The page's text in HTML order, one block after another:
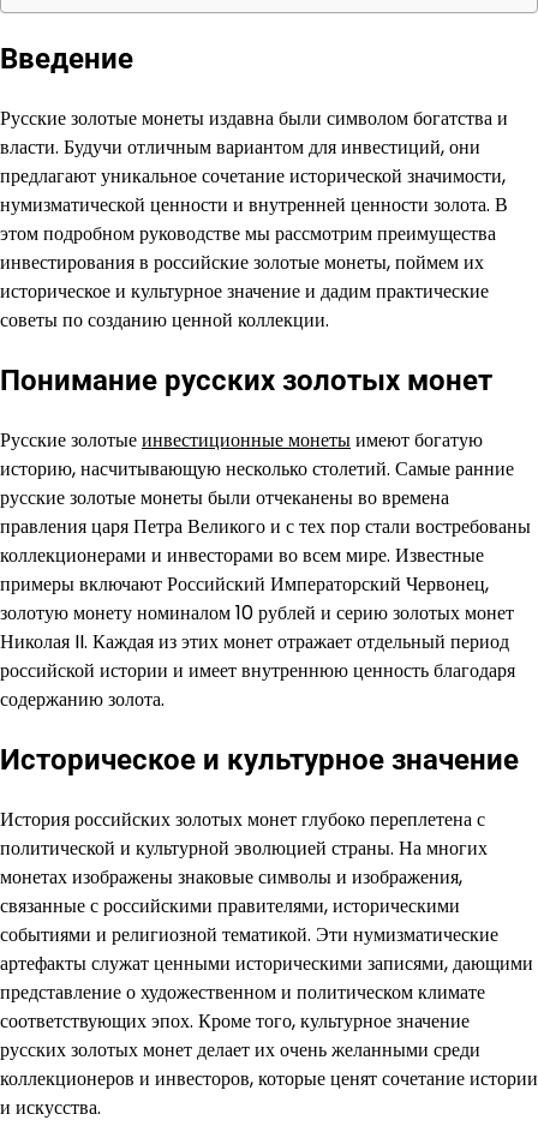
Введение
Русские золотые монеты издавна были символом богатства и
власти. Будучи отличным вариантом для инвестиций, они
предлагают уникальное сочетание исторической значимости,
нумизматической ценности и внутренней ценности золота. В
этом подробном руководстве мы рассмотрим преимущества
инвестирования в российские золотые монеты, поймем их
историческое и культурное значение и дадим практические
советы по созданию ценной коллекции.
Понимание русских золотых монет
Русские золотыеинвестиционные монетыимеют богатую
историю, насчитывающую несколько столетий. Самые ранние
русские золотые монеты были отчеканены во времена
правления царя Петра Великого и с тех пор стали востребованы
коллекционерами и инвесторами во всем мире. Известные
примеры включают Российский Императорский Червонец,
золотую монету номиналом 10 рублей и серию золотых монет
Николая II. Каждая из этих монет отражает отдельный период
российской истории и имеет внутреннюю ценность благодаря
содержанию золота.
Историческое и культурное значение
История российских золотых монет глубоко переплетена с
политической и культурной эволюцией страны. На многих
монетах изображены знаковые символы и изображения,
связанные с российскими правителями, историческими
событиями и религиозной тематикой. Эти нумизматические
артефакты служат ценными историческими записями, дающими
представление о художественном и политическом климате
соответствующих эпох. Кроме того, культурное значение
русских золотых монет делает их очень желанными среди
коллекционеров и инвесторов, которые ценят сочетание истории
и искусства.